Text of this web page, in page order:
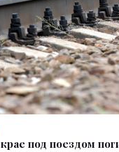
под поездом